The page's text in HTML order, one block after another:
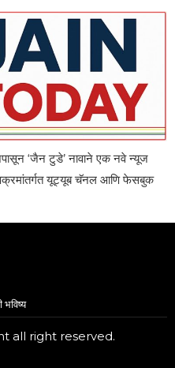
‘जैन टुडे’ नावाने एक नवे न्यूज
उपक्रमांतर्गत यूट्यूब चॅनल आणि फेसबुक
भविष्य
all right reserved.